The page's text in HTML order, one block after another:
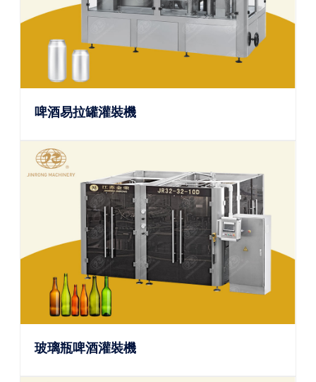
啤酒易拉罐灌裝機
玻璃瓶啤酒灌裝機